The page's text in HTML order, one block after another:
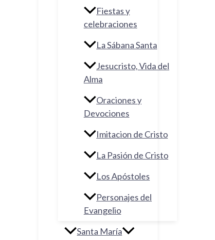
Fiestas y
celebraciones
La Sábana Santa
Jesucristo, Vida del
Alma
Oraciones y
Devociones
Imitacion de Cristo
La Pasión de Cristo
Los Apóstoles
Personajes del
Evangelio
Santa María